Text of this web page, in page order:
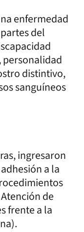
enfermedad
del
distintivo,
sanguíneos
ingresaron
a la
de
frente a la